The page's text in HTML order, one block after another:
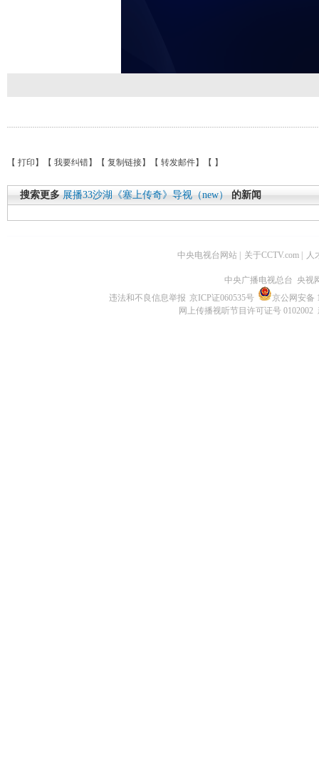
【 打印 】【 我要纠错】【 复制链接】【 转发邮件】【 】
搜索更多 展播33沙湖《塞上传奇》导视（new） 的新闻
中央电视台网站 关于CCTV.com 人
中央广播电视总台 央视
违法和不良信息举报 京ICP证060535号
京公网安备
网上传播视听节目许可证号 0102002